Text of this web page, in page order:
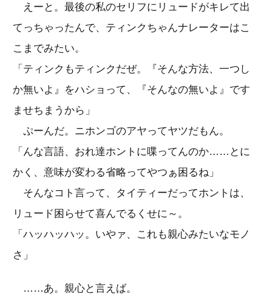
えーと。最後の私のセリフにリュードがキレて出
てっちゃったんで、ティンクちゃんナレーターはこ
こまでみたい。
「ティンクもティンクだぜ。『そんな方法、一つし
か無いよ』をハショって、『そんなの無いよ』です
ませちまうから」
ぷーんだ。ニホンゴのアヤってヤツだもん。
「んな言語、おれ達ホントに喋ってんのか……とに
かく、意味が変わる省略ってやつぁ困るね」
そんなコト言って、タイティーだってホントは、
リュード困らせて喜んでるくせに～。
「ハッハッハッ。いやァ、これも親心みたいなモノ
さ」
……あ。親心と言えば。